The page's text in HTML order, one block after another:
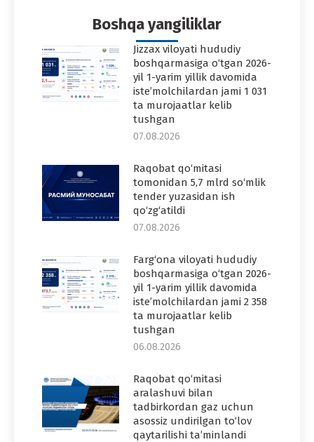
Boshqa yangiliklar
Jizzax viloyati hududiy
boshqarmasiga o‘tgan 2026-
yil 1-yarim yillik davomida
iste’molchilardan jami 1 031
ta murojaatlar kelib
tushgan
07.08.2026
Raqobat qo‘mitasi
tomonidan 5,7 mlrd so‘mlik
tender yuzasidan ish
qo‘zg‘atildi
07.08.2026
Farg‘ona viloyati hududiy
boshqarmasiga o‘tgan 2026-
yil 1-yarim yillik davomida
iste’molchilardan jami 2 358
ta murojaatlar kelib
tushgan
06.08.2026
Raqobat qo‘mitasi
aralashuvi bilan
tadbirkordan gaz uchun
asossiz undirilgan to‘lov
qaytarilishi ta’minlandi